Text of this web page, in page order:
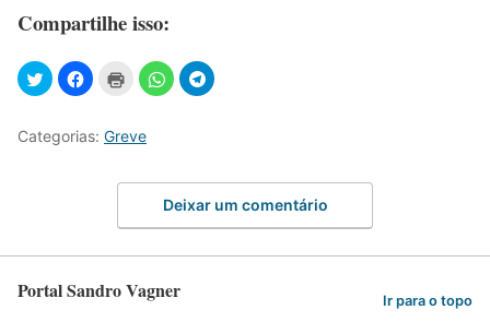
Compartilhe isso:
Categorias: Greve
Deixar um comentário
Portal Sandro Vagner Ir para o topo